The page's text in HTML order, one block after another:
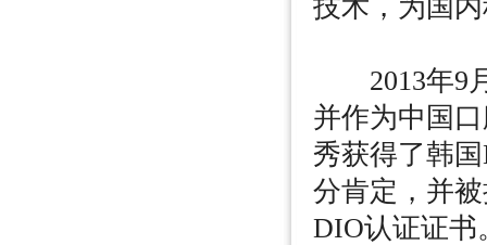
技术，为国
2013年9月
并作为中国
秀获得了韩
分肯定，并
DIO认证证书